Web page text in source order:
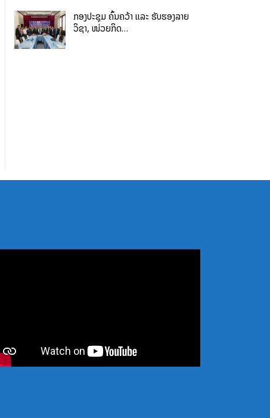
ກອງປະຊຸມ ຄົ້ນຄວ້າ ແລະ ຮັບຮອງລາຍ
ວິຊາ, ໜ່ວຍກິດ…